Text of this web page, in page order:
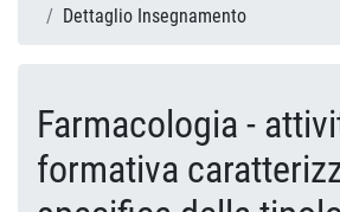
Dettaglio Insegnamento
Farmacologia -
formativa